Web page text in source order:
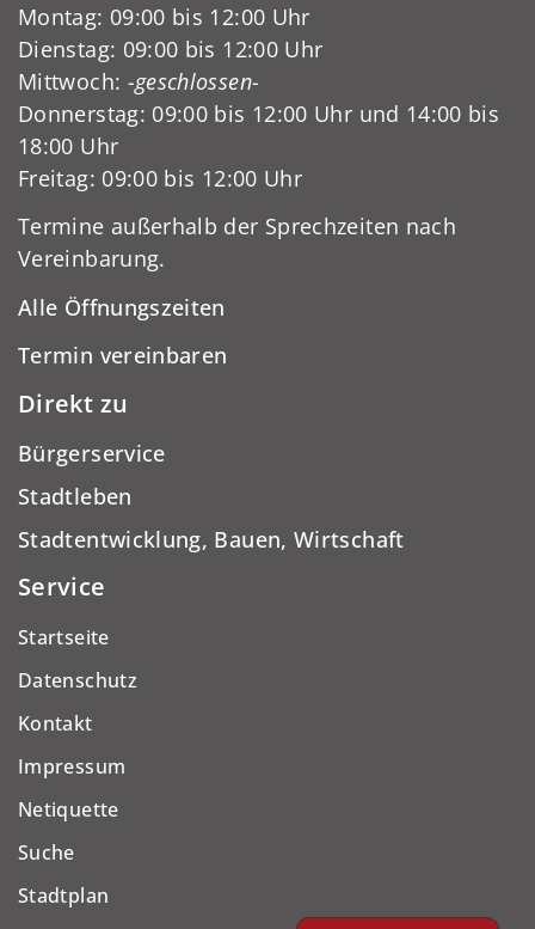
Montag: 09:00 bis 12:00 Uhr
Dienstag: 09:00 bis 12:00 Uhr
Mittwoch: -geschlossen-
Donnerstag: 09:00 bis 12:00 Uhr und 14:00 bis
18:00 Uhr
Freitag: 09:00 bis 12:00 Uhr
Termine außerhalb der Sprechzeiten nach
Vereinbarung.
Alle Öffnungszeiten
Termin vereinbaren
Direkt zu
Bürgerservice
Stadtleben
Stadtentwicklung, Bauen, Wirtschaft
Service
Startseite
Datenschutz
Kontakt
Impressum
Netiquette
Suche
Stadtplan